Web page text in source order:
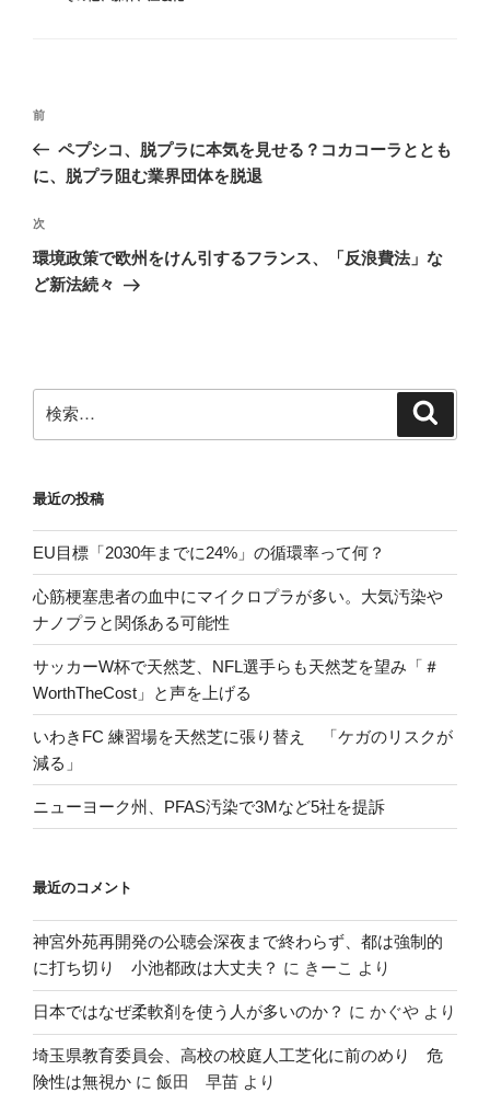
投
ナ
ゲ
ー
シ
前
の
投
前
ペプシコ、脱プラに本気を見せる？コカコーラととも
に、脱プラ阻む業界団体を脱退
次
の
投
次
環境政策で欧州をけん引するフランス、「反浪費法」な
ど新法続々
索:
最近の投稿
EU目標「2030年までに24%」の循環率って何？
心筋梗塞患者の血中にマイクロプラが多い。大気汚染や
ナノプラと関係ある可能性
サッカーW杯で天然芝、NFL選手らも天然芝を望み「＃
WorthTheCost」と声を上げる
いわきFC 練習場を天然芝に張り替え 「ケガのリスクが
減る」
ニューヨーク州、PFAS汚染で3Mなど5社を提訴
最近のコメント
神宮外苑再開発の公聴会深夜まで終わらず、都は強制的
に打ち切り 小池都政は大丈夫？ に きーこ より
日本ではなぜ柔軟剤を使う人が多いのか？ に かぐや より
埼玉県教育委員会、高校の校庭人工芝化に前のめり 危
険性は無視か に 飯田 早苗 より